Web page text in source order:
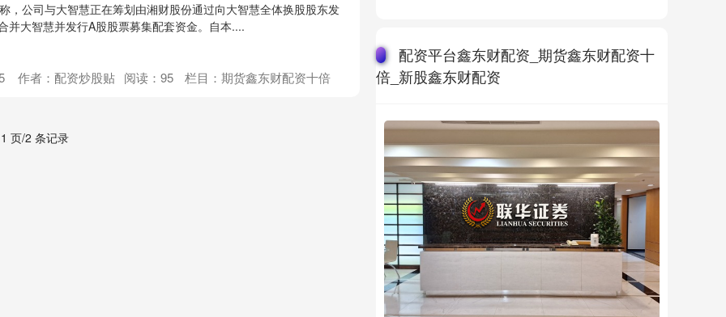
，公司与大智慧正在筹划由湘财股份通过向大智慧全体换股股东发
并大智慧并发行A股股票募集配套资金。自本....
作者：配资炒股贴 阅读： 95 栏目： 期货鑫东财配资十倍
页/2 条记录
配资平台鑫东财配资_期货鑫东财配资十
倍_新股鑫东财配资